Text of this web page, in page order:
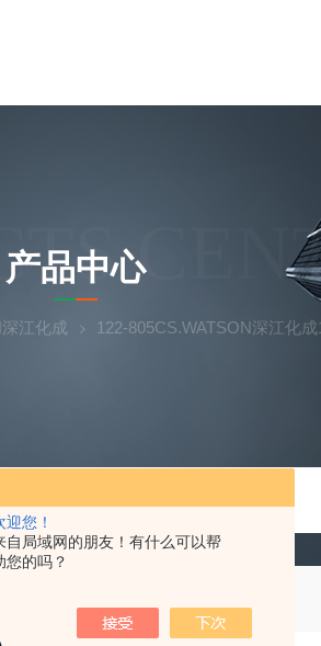
迎您！
自局域网的朋友！有什么可以帮
您的吗？
产品中心
江化成 122-805CS.WATSON深江化